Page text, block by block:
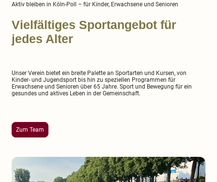
Aktiv bleiben in Köln-Poll – für Kinder, Erwachsene und Senioren
Vielfältiges Sportangebot für
jedes Alter
Unser Verein bietet ein breite Palette an Sportarten und Kursen, von
Kinder- und Jugendsport bis hin zu speziellen Programmen für
Erwachsene und Senioren über 65 Jahre. Sport und Bewegung für ein
gesundes und aktives Leben in der Gemeinschaft.
Zum Team